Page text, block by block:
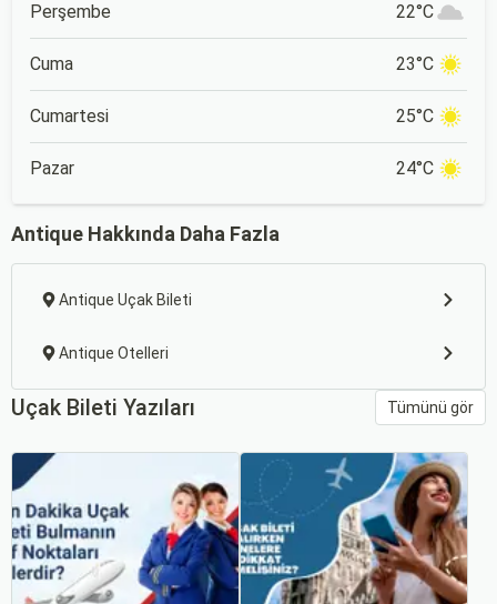
Perşembe 22°C
Cuma 23°C
Cumartesi 25°C
Pazar 24°C
Antique Hakkında Daha Fazla
Antique Uçak Bileti
Antique Otelleri
Uçak Bileti Yazıları Tümünü gör